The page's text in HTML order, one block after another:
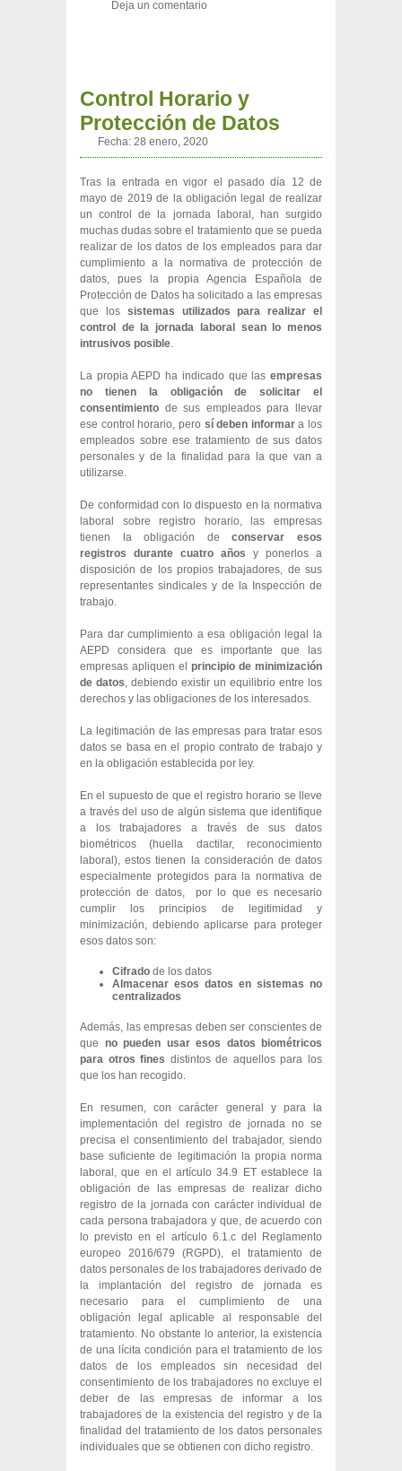
Deja un comentario
Control Horario y
Protección de Datos
Fecha: 28 enero, 2020
Tras la entrada en vigor el pasado día 12 de
mayo de 2019 de la obligación legal de realizar
un control de la jornada laboral, han surgido
muchas dudas sobre el tratamiento que se pueda
realizar de los datos de los empleados para dar
cumplimiento a la normativa de protección de
datos, pues la propia Agencia Española de
Protección de Datos ha solicitado a las empresas
que los sistemas utilizados para realizar el
control de la jornada laboral sean lo menos
intrusivos posible.
La propia AEPD ha indicado que las empresas
no tienen la obligación de solicitar el
consentimiento de sus empleados para llevar
ese control horario, pero sí deben informara los
empleados sobre ese tratamiento de sus datos
personales y de la finalidad para la que van a
utilizarse.
De conformidad con lo dispuesto en la normativa
laboral sobre registro horario, las empresas
tienen la obligación deconservar esos
registros durante cuatro años y ponerlos a
disposición de los propios trabajadores, de sus
representantes sindicales y de la Inspección de
trabajo.
Para dar cumplimiento a esa obligación legal la
AEPD considera que es importante que las
empresas apliquen el principio de minimización
de datos, debiendo existir un equilibrio entre los
derechos y las obligaciones de los interesados.
La legitimación de las empresas para tratar esos
datos se basa en el propio contrato de trabajo y
en la obligación establecida por ley.
En el supuesto de que el registro horario se lleve
a través del uso de algún sistema que identifique
a los trabajadores a través de sus datos
biométricos (huella dactilar, reconocimiento
laboral), estos tienen la consideración de datos
especialmente protegidos para la normativa de
protección de datos, por lo que es necesario
cumplir los principios de legitimidad y
minimización, debiendo aplicarse para proteger
esos datos son:
Cifrado de los datos
Almacenar esos datos en sistemas no
centralizados
Además, las empresas deben ser conscientes de
que no pueden usar esos datos biométricos
para otros fines distintos de aquellos para los
que los han recogido.
En resumen, con carácter general y para la
implementación del registro de jornada no se
precisa el consentimiento del trabajador, siendo
base suficiente de legitimación la propia norma
laboral, que en el artículo 34.9 ET establece la
obligación de las empresas de realizar dicho
registro de la jornada con carácter individual de
cada persona trabajadora y que, de acuerdo con
lo previsto en el artículo 6.1.c del Reglamento
europeo 2016/679 (RGPD), el tratamiento de
datos personales de los trabajadores derivado de
la implantación del registro de jornada es
necesario para el cumplimiento de una
obligación legal aplicable al responsable del
tratamiento. No obstante lo anterior, la existencia
de una lícita condición para el tratamiento de los
datos de los empleados sin necesidad del
consentimiento de los trabajadores no excluye el
deber de las empresas de informar a los
trabajadores de la existencia del registro y de la
finalidad del tratamiento de los datos personales
individuales que se obtienen con dicho registro.